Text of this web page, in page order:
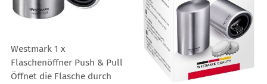
Westmark 1 x
Flaschenöffner Push & Pull
Öffnet die Flasche durch